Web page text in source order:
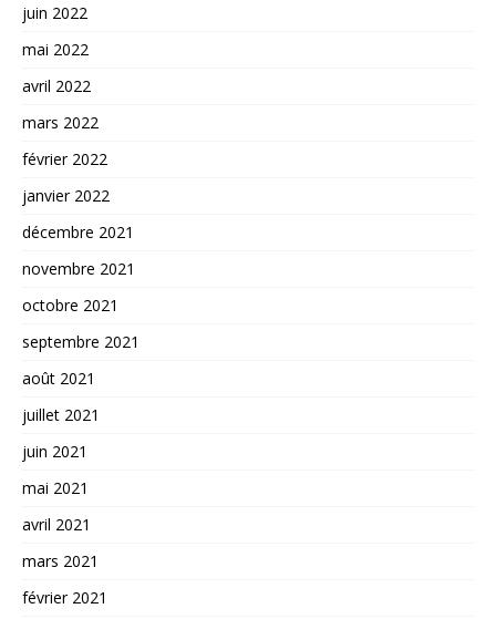
juin 2022
mai 2022
avril 2022
mars 2022
février 2022
janvier 2022
décembre 2021
novembre 2021
octobre 2021
septembre 2021
août 2021
juillet 2021
juin 2021
mai 2021
avril 2021
mars 2021
février 2021